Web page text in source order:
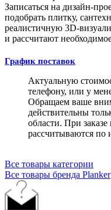
Записаться на дизайн-
подобрать плитку,
реалистичную 3D-
и рассчитают
График поставок
Актуальную
телефону, или у
Обращаем ваше
действительны
области. При
рассчитываются по
Все товары категории
Все товары бренда Planker